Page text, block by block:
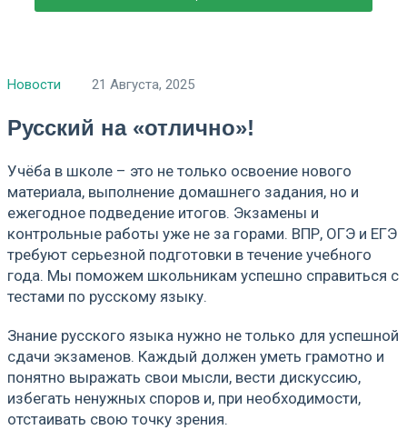
Новости 21 Августа, 2025
Русский на «отлично»!
Учёба в школе – это не только освоение нового
материала, выполнение домашнего задания, но и
ежегодное подведение итогов. Экзамены и
контрольные работы уже не за горами. ВПР, ОГЭ и ЕГЭ
требуют серьезной подготовки в течение учебного
года. Мы поможем школьникам успешно справиться с
тестами по русскому языку.
Знание русского языка нужно не только для успешной
сдачи экзаменов. Каждый должен уметь грамотно и
понятно выражать свои мысли, вести дискуссию,
избегать ненужных споров и, при необходимости,
отстаивать свою точку зрения.